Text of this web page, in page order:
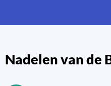
Nadelen van